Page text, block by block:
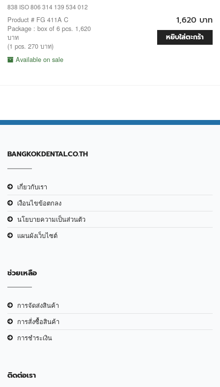
838 ISO 806 314 139 534 012
Product # FG 411A C
Package : box of 6 pcs. 1,620
บาท
(1 pcs. 270 บาท)
Available on sale
1,620 บาท
หยิบใส่ตะกร้า
BANGKOKDENTAL.CO.TH
เกี่ยวกับเรา
เงือนไขข้อตกลง
นโยบายความเป็นส่วนตัว
แผนผังเว็บไซต์
ช่วยเหลือ
การจัดส่งสินค้า
การสั่งซื้อสินค้า
การชำระเงิน
ติดต่อเรา